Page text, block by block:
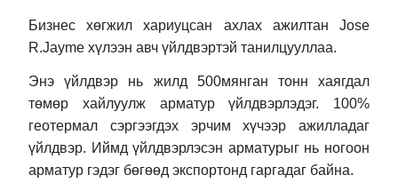
Бизнес хөгжил хариуцсан ахлах ажилтан Jose
R.Jaymeхүлээн авч үйлдвэртэй танилцууллаа.
Энэ үйлдвэр нь жилд 500мянган тонн хаягдал
төмөр хайлуулж арматур үйлдвэрлэдэг. 100%
геотермал сэргээгдэх эрчим хүчээр ажилладаг
үйлдвэр. Иймд үйлдвэрлэсэн арматурыг нь ногоон
арматур гэдэг бөгөөд экспортонд гаргадаг байна.